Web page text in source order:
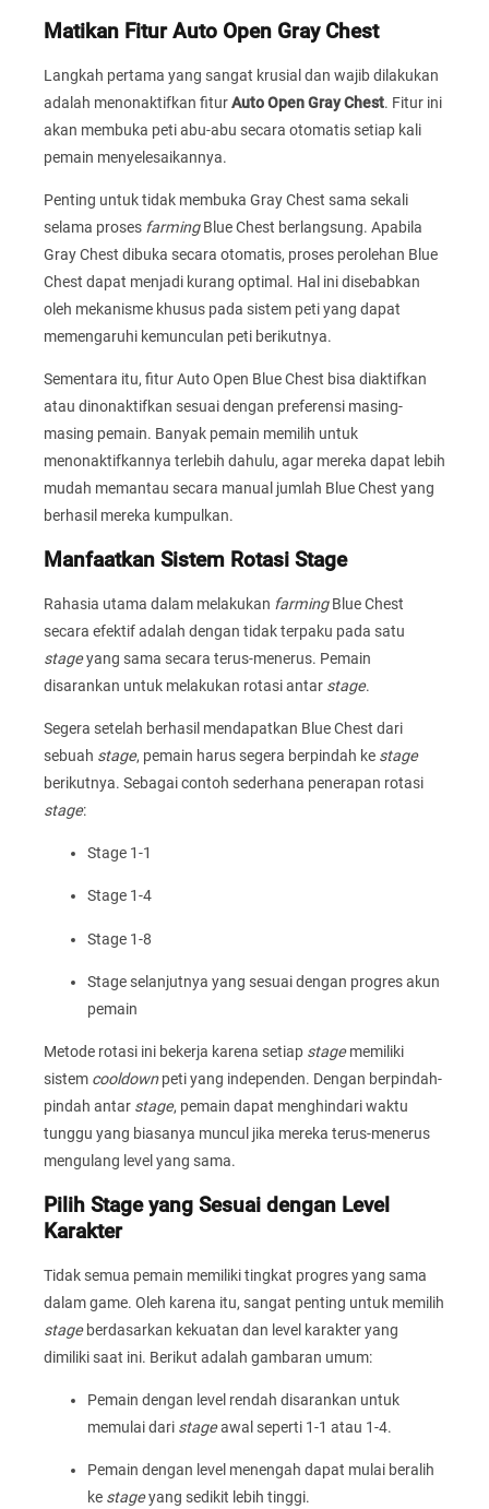
Matikan Fitur Auto Open Gray Chest
Langkah pertama yang sangat krusial dan wajib dilakukan
adalah menonaktifkan fiturAuto Open Gray Chest. Fitur ini
akan membuka peti abu-abu secara otomatis setiap kali
pemain menyelesaikannya.
Penting untuk tidak membuka Gray Chest sama sekali
selama proses farmingBlue Chest berlangsung. Apabila
Gray Chest dibuka secara otomatis, proses perolehan Blue
Chest dapat menjadi kurang optimal. Hal ini disebabkan
oleh mekanisme khusus pada sistem peti yang dapat
memengaruhi kemunculan peti berikutnya.
Sementara itu, fitur Auto Open Blue Chest bisa diaktifkan
atau dinonaktifkan sesuai dengan preferensi masing-
masing pemain. Banyak pemain memilih untuk
menonaktifkannya terlebih dahulu, agar mereka dapat lebih
mudah memantau secara manual jumlah Blue Chest yang
berhasil mereka kumpulkan.
Manfaatkan Sistem Rotasi Stage
Rahasia utama dalam melakukan farmingBlue Chest
secara efektif adalah dengan tidak terpaku pada satu
stageyang sama secara terus-menerus. Pemain
disarankan untuk melakukan rotasi antar stage.
Segera setelah berhasil mendapatkan Blue Chest dari
sebuah stage, pemain harus segera berpindah ke stage
berikutnya. Sebagai contoh sederhana penerapan rotasi
stage:
Stage 1-1
Stage 1-4
Stage 1-8
Stage selanjutnya yang sesuai dengan progres akun
pemain
Metode rotasi ini bekerja karena setiap stagememiliki
sistem cooldownpeti yang independen. Dengan berpindah-
pindah antar stage, pemain dapat menghindari waktu
tunggu yang biasanya muncul jika mereka terus-menerus
mengulang level yang sama.
Pilih Stage yang Sesuai dengan Level
Karakter
Tidak semua pemain memiliki tingkat progres yang sama
dalam game. Oleh karena itu, sangat penting untuk memilih
stageberdasarkan kekuatan dan level karakter yang
dimiliki saat ini. Berikut adalah gambaran umum:
Pemain dengan level rendah disarankan untuk
memulai dari stageawal seperti 1-1 atau 1-4.
Pemain dengan level menengah dapat mulai beralih
ke stageyang sedikit lebih tinggi.